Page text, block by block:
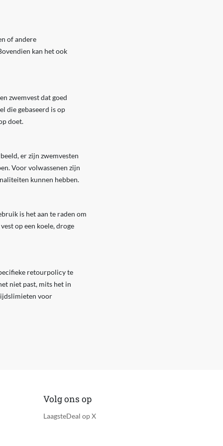
of andere
kan het ook
zwemvest dat goed
die gebaseerd is op
doet.
er zijn zwemvesten
Voor volwassenen zijn
kunnen hebben.
is het aan te raden om
op een koele, droge
retourpolicy te
niet past, mits het in
voor
Volg ons op
LaagsteDeal op X